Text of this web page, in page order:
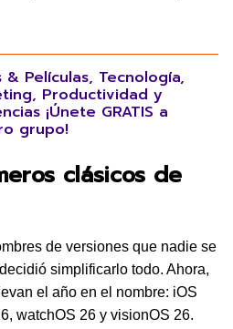
& Películas, Tecnología,
Productividad y
¡Únete GRATIS a
grupo!
clásicos de
de versiones que nadie se
simplificarlo todo. Ahora,
el año en el nombre: iOS
watchOS 26 y visionOS 26.